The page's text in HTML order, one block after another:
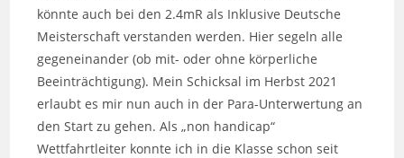
könnte auch bei den 2.4mR als Inklusive Deutsche
Meisterschaft verstanden werden. Hier segeln alle
gegeneinander (ob mit- oder ohne körperliche
Beeinträchtigung). Mein Schicksal im Herbst 2021
erlaubt es mir nun auch in der Para-Unterwertung an
den Start zu gehen. Als „non handicap“
Wettfahrtleiter konnte ich in die Klasse schon seit